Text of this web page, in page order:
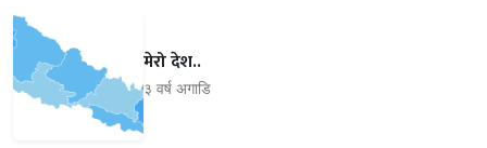
मेरो देश..
३ वर्ष अगाडि